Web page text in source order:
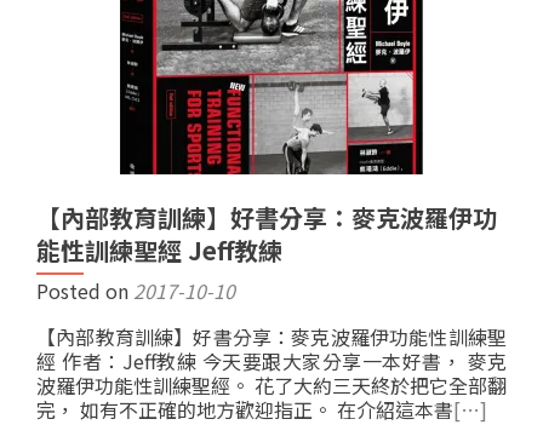
【內部教育訓練】好書分享：麥克波羅伊功
能性訓練聖經 Jeff教練
Posted on 2017-10-10
【內部教育訓練】好書分享：麥克波羅伊功能性訓練聖
經 作者：Jeff教練 今天要跟大家分享一本好書， 麥克
波羅伊功能性訓練聖經。 花了大約三天終於把它全部翻
完， 如有不正確的地方歡迎指正。 在介紹這本書[…]